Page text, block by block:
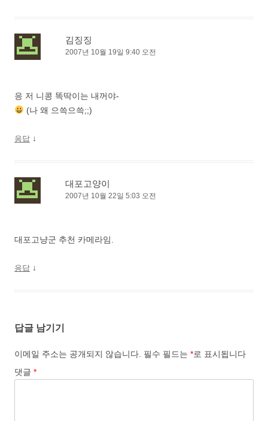
김징징
2007년 10월 19일 9:40 오전
응 저 니콩 똑딱이는 내꺼야-
(나 왜 으쓱으쓱;;)
응답 ↓
대포고양이
2007년 10월 22일 5:03 오전
대포고냥군 추천 카메라임.
응답 ↓
답글 남기기
이메일 주소는 공개되지 않습니다. 필수 필드는 *로 표시됩니다
댓글 *